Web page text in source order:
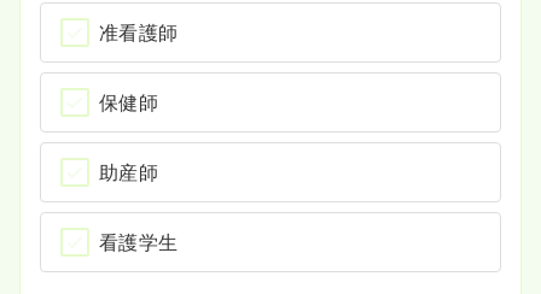
准看護師
保健師
助産師
看護学生